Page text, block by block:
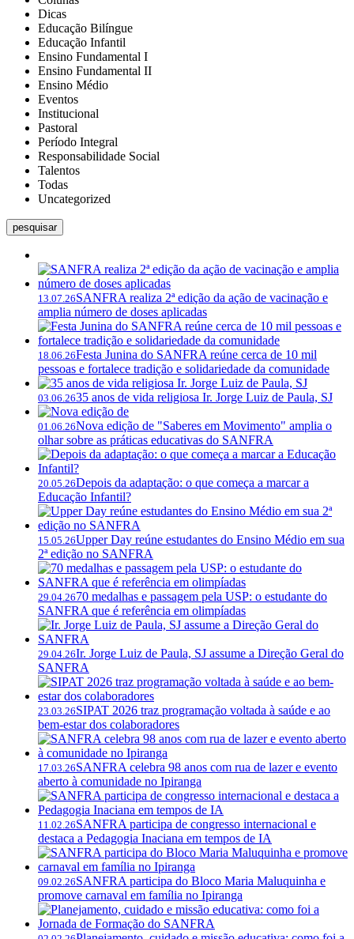
Dicas
Educação Bilíngue
Educação Infantil
Ensino Fundamental I
Ensino Fundamental II
Ensino Médio
Eventos
Institucional
Pastoral
Período Integral
Responsabilidade Social
Talentos
Todas
Uncategorized
pesquisar
13.07.26SANFRA realiza 2ª edição da ação de vacinação e
amplia número de doses aplicadas
18.06.26Festa Junina do SANFRA reúne cerca de 10 mil
pessoas e fortalece tradição e solidariedade da comunidade
03.06.2635 anos de vida religiosa Ir. Jorge Luiz de Paula, SJ
01.06.26Nova edição de "Saberes em Movimento" amplia o
olhar sobre as práticas educativas do SANFRA
20.05.26Depois da adaptação: o que começa a marcar a
Educação Infantil?
15.05.26Upper Day reúne estudantes do Ensino Médio em sua
2ª edição no SANFRA
29.04.2670 medalhas e passagem pela USP: o estudante do
SANFRA que é referência em olimpíadas
29.04.26Ir. Jorge Luiz de Paula, SJ assume a Direção Geral do
SANFRA
23.03.26SIPAT 2026 traz programação voltada à saúde e ao
bem-estar dos colaboradores
17.03.26SANFRA celebra 98 anos com rua de lazer e evento
aberto à comunidade no Ipiranga
11.02.26SANFRA participa de congresso internacional e
destaca a Pedagogia Inaciana em tempos de IA
09.02.26SANFRA participa do Bloco Maria Maluquinha e
promove carnaval em família no Ipiranga